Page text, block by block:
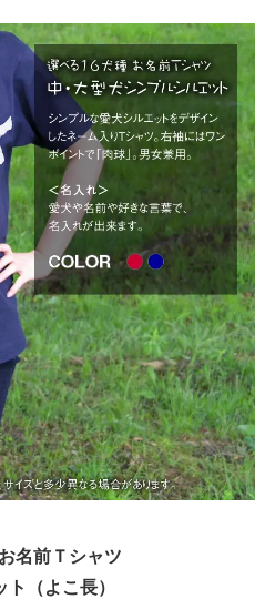
名前Ｔシャツ
（よこ長）